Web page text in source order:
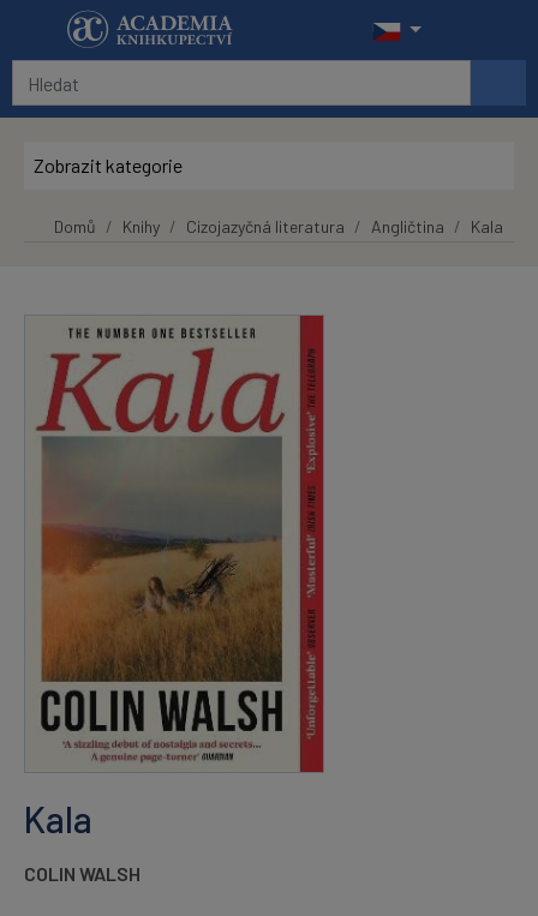
Přeskočit na hlavní obsah
Zobrazit kategorie
Domů Knihy Cizojazyčná literatura Angličtina Kala
Kala
COLIN WALSH